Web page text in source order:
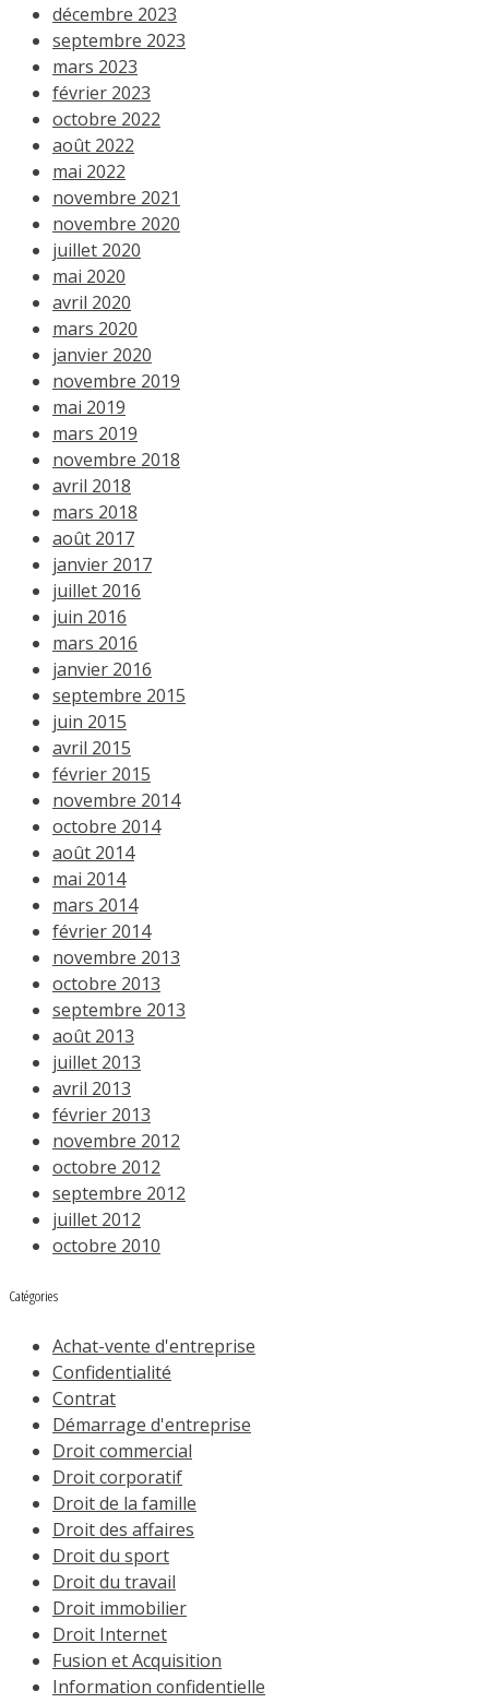
décembre 2023
septembre 2023
mars 2023
février 2023
octobre 2022
août 2022
mai 2022
novembre 2021
novembre 2020
juillet 2020
mai 2020
avril 2020
mars 2020
janvier 2020
novembre 2019
mai 2019
mars 2019
novembre 2018
avril 2018
mars 2018
août 2017
janvier 2017
juillet 2016
juin 2016
mars 2016
janvier 2016
septembre 2015
juin 2015
avril 2015
février 2015
novembre 2014
octobre 2014
août 2014
mai 2014
mars 2014
février 2014
novembre 2013
octobre 2013
septembre 2013
août 2013
juillet 2013
avril 2013
février 2013
novembre 2012
octobre 2012
septembre 2012
juillet 2012
octobre 2010
Catégories
Achat-vente d'entreprise
Confidentialité
Contrat
Démarrage d'entreprise
Droit commercial
Droit corporatif
Droit de la famille
Droit des affaires
Droit du sport
Droit du travail
Droit immobilier
Droit Internet
Fusion et Acquisition
Information confidentielle